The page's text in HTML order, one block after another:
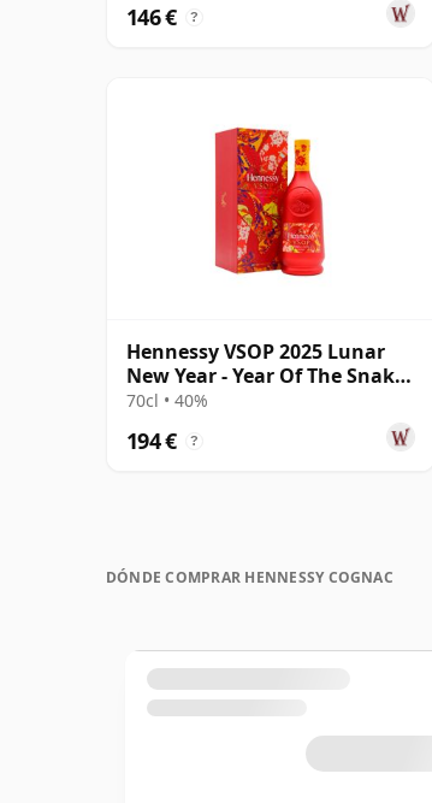
146 € ?
Hennessy VSOP 2025 Lunar
New Year - Year Of The Snake
Cognac
70cl • 40%
194 € ?
DÓNDE COMPRAR HENNESSY COGNAC